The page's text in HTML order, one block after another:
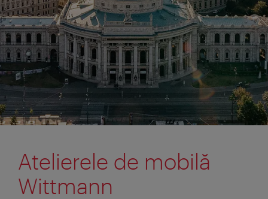
Atelierele de mobilă
Wittmann